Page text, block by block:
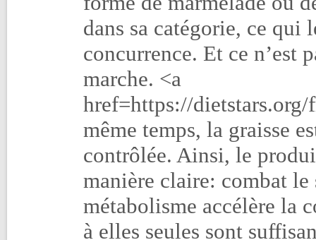
dans sa catégorie, ce qui
concurrence. Et ce n’est
marche. <a
href=https://
même temps, la graisse
contrôlée. Ainsi, le
manière claire: combat
métabolisme accélère la
à elles seules sont